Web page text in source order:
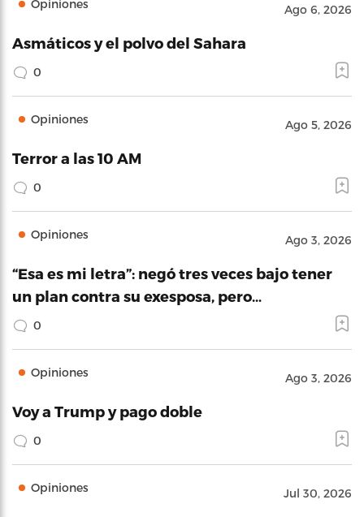
Opiniones Ago 6, 2026
Asmáticos y el polvo del Sahara
0
Opiniones Ago 5, 2026
Terror a las 10 AM
0
Opiniones Ago 3, 2026
“Esa es mi letra”: negó tres veces bajo tener
un plan contra su exesposa, pero…
0
Opiniones Ago 3, 2026
Voy a Trump y pago doble
0
Opiniones Jul 30, 2026